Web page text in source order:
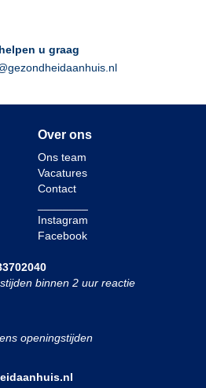
u graag
Over ons
Ons team
Vacatures
Contact
Instagram
Facebook
binnen 2 uur reactie
openingstijden